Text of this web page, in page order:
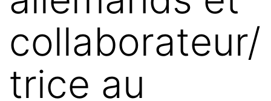
collaborateur/
trice au